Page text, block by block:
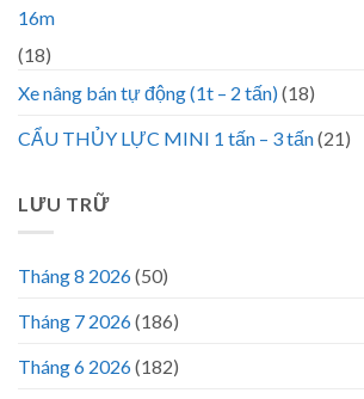
16m
(18)
Xe nâng bán tự động (1t – 2 tấn)(18)
CẨU THỦY LỰC MINI 1 tấn – 3 tấn(21)
LƯU TRỮ
Tháng 8 2026(50)
Tháng 7 2026(186)
Tháng 6 2026(182)